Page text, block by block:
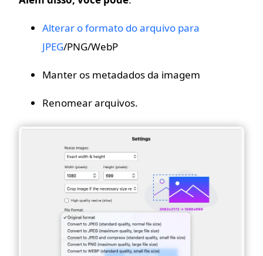
Alterar o formato do arquivo para
JPEG/PNG/WebP
Manter os metadados da imagem
Renomear arquivos.